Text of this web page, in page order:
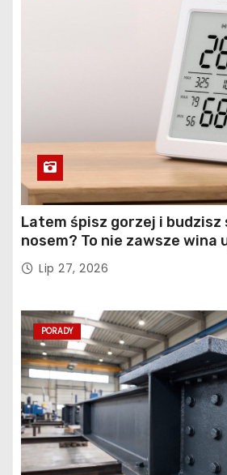
Latem śpisz gorzej i budzisz
nosem? To nie zawsze wina
sprawdź, co naprawdę
Lip 27, 2026
PORADY